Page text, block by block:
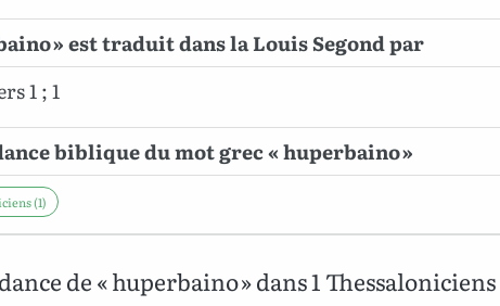
» est traduit dans la Louis Segond par
1 ; 1
biblique du mot grec « huperbaino »
(1)
de « huperbaino » dans 1 Thessaloniciens